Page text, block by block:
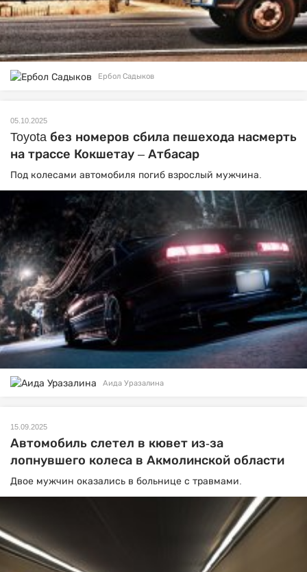
Ербол Садыков
05.10.2025
Toyota без номеров сбила пешехода насмерть
на трассе Кокшетау – Атбасар
Под колесами автомобиля погиб взрослый мужчина.
Аида Уразалина
15.09.2025
Автомобиль слетел в кювет из-за
лопнувшего колеса в Акмолинской области
Двое мужчин оказались в больнице с травмами.